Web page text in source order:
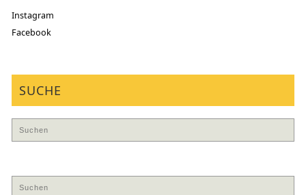
Instagram
Facebook
SUCHE